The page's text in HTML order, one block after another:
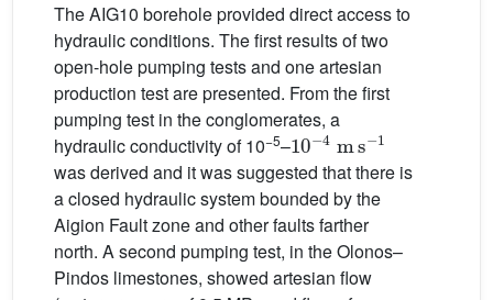
The AIG10 borehole provided direct access to
hydraulic conditions. The first results of two
open-hole pumping tests and one artesian
production test are presented. From the first
pumping test in the conglomerates, a
hydraulic conductivity of 10−5–
10-4m 1
was derived and it was suggested that there is
a closed hydraulic system bounded by the
Aigion Fault zone and other faults farther
north. A second pumping test, in the Olonos–
Pindos limestones, showed artesian flow